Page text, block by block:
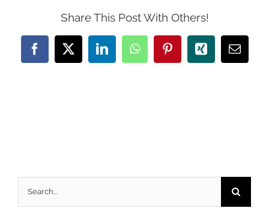
Share This Post With Others!
Facebook
X LinkedInWhatsAppPinterestXing Email
for: